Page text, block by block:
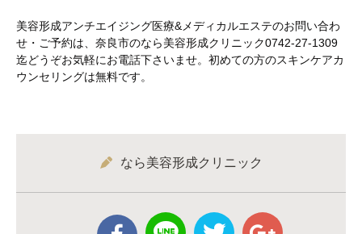
美容形成アンチエイジング医療&メディカルエステのお問い合わ
せ・ご予約は、奈良市のなら美容形成クリニック0742-27-1309
迄どうぞお気軽にお電話下さいませ。初めての方のスキンケアカ
ウンセリングは無料です。
なら美容形成クリニック